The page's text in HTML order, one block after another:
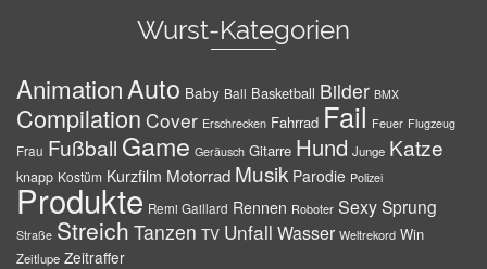
Wurst-Kategorien
AnimationAuto Baby Ball Basketball Bilder BMX
Compilation Cover Erschrecken Fahrrad Fail Feuer Flugzeug
Frau Fußball Game Geräusch Gitarre Hund Junge Katze
knapp Kostüm Kurzfilm Motorrad Musik Parodie Polizei
Produkte Remi Gaillard Rennen Roboter SexySprung
Straße Streich Tanzen TV Unfall Wasser Weltrekord Win
Zeitlupe Zeitraffer